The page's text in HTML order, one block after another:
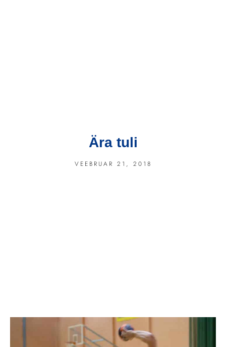
Ära tuli
VEEBRUAR 21, 2018